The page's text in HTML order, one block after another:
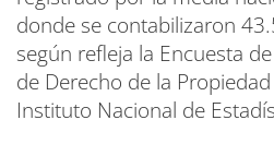
donde se contabilizaron
según refleja la Encuesta
de Derecho de la
Instituto Nacional de